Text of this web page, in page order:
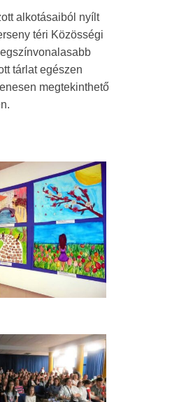
alkotásaiból nyílt
téri Közösségi
tárlat egészen
megtekinthető